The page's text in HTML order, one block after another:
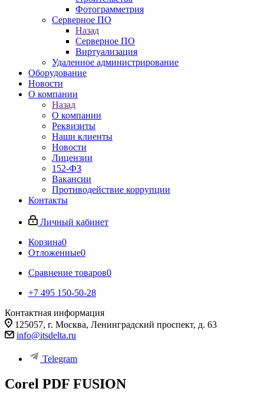
Фотограмметрия
Серверное ПО
Назад
Серверное ПО
Виртуализация
Удаленное администрирование
Оборудование
Новости
О компании
Назад
О компании
Реквизиты
Наши клиенты
Новости
Лицензии
152-ФЗ
Вакансии
Противодействие коррупции
Контакты
Личный кабинет
Корзина0
Отложенные0
Сравнение товаров0
+7 495 150-50-28
Контактная информация
125057, г. Москва, Ленинградский проспект, д. 63
info@itsdelta.ru
Telegram
Corel PDF FUSION